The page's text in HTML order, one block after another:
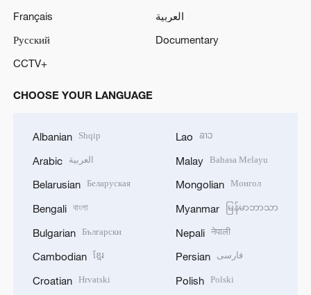
Français
العربية
Русский
Documentary
CCTV+
CHOOSE YOUR LANGUAGE
Albanian Shqip
Arabic العربية
Belarusian Беларуская
Bengali বাংলা
Bulgarian Български
Cambodian ខ្មែរ
Croatian Hrvatski
Lao ລາວ
Malay Bahasa Melayu
Mongolian Монгол
Myanmar မြန်မာဘာသာ
Nepali नेपाली
Persian فارسی
Polish Polski